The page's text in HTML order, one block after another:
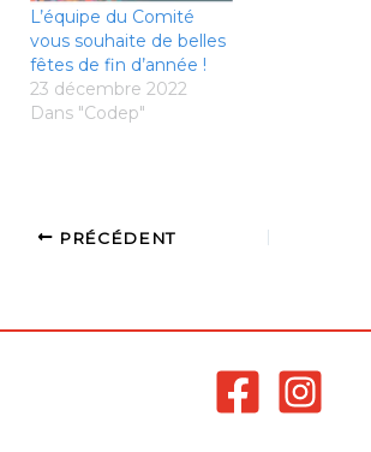
L’équipe du Comité
vous souhaite de belles
fêtes de fin d’année !
23 décembre 2022
Dans "Codep"
PRÉCÉDENT